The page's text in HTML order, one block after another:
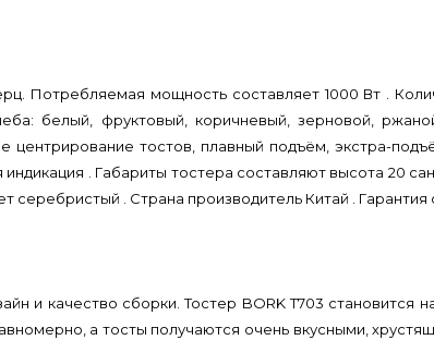
Потребляемая мощность составляет 1000 Вт .
белый, фруктовый, коричневый, зерновой,
тостов, плавный подъём, экстра-
. Габариты тостера составляют высота 20
. Страна производитель Китай . Гарантия
и качество сборки. Тостер BORK T703
а тосты получаются очень вкусными,